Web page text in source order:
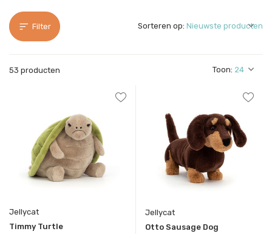
Filter
53 producten Toon:
Sorteren op:
Jellycat
Timmy Turtle
Jellycat
Otto Sausage Dog